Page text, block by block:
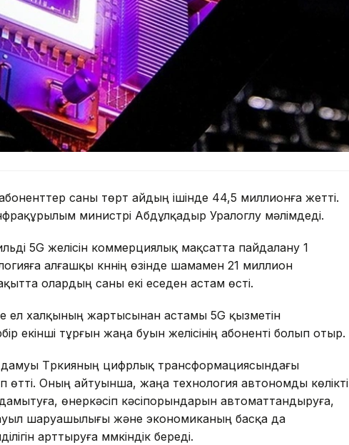
абоненттер саны төрт айдың ішінде 44,5 миллионға жетті.
министрі Абдұлқадыр Уралоглу мәлімдеді.
5G желісін коммерциялық мақсатта пайдалану 1
алғашқы күннің өзінде шамамен 21 миллион
олардың саны екі еседен астам өсті.
ел халқының жартысынан астамы 5G қызметін
екінші тұрғын жаңа буын желісінің абоненті болып отыр.
Түркияның цифрлық трансформациясындағы
Оның айтуынша, жаңа технология автономды көлікті
өнеркәсіп кәсіпорындарын автоматтандыруға,
шаруашылығы және экономиканың басқа да
арттыруға мүмкіндік береді.